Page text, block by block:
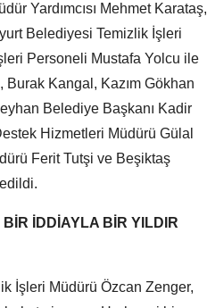
Yardımcısı Mehmet Karataş,
Belediyesi Temizlik İşleri
Personeli Mustafa Yolcu ile
Burak Kangal, Kazım Gökhan
Belediye Başkanı Kadir
Hizmetleri Müdürü Gülal
Ferit Tutşi ve Beşiktaş
İDDİAYLA BİR YILDIR
İşleri Müdürü Özcan Zenger,